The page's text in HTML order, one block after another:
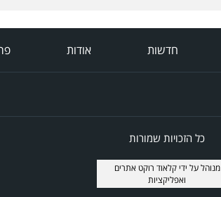
חדשות אודות
כל הזכויות שמורות
מנוהל על ידיקלאוד רוקט אתרים
ואפליקציות